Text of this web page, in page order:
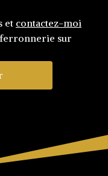
et contactez-moi
sur